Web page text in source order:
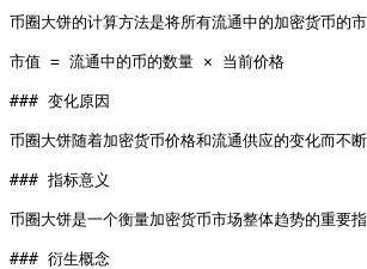
币圈大饼的计算方法是将所有流通中的加密货币的
市值 = 流通中的币的数量 × 当前价格
### 变化原因
币圈大饼随着加密货币价格和流通供应的变化而不
### 指标意义
币圈大饼是一个衡量加密货币市场整体趋势的重要
### 衍生概念